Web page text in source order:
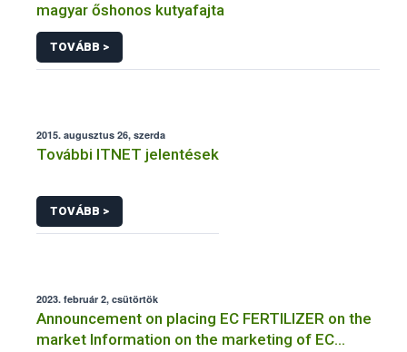
magyar őshonos kutyafajta
TOVÁBB >
2015. augusztus 26, szerda
További ITNET jelentések
TOVÁBB >
2023. február 2, csütörtök
Announcement on placing EC FERTILIZER on the
market Information on the marketing of EC